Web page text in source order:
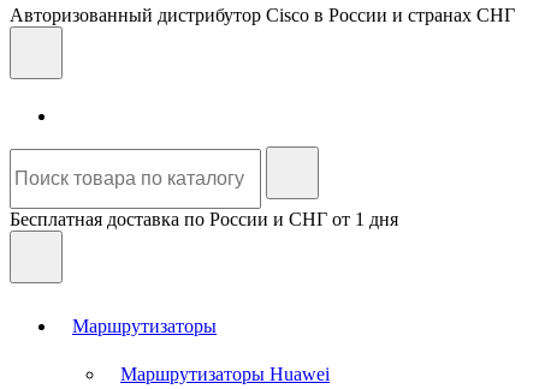
Авторизованный дистрибутор Cisco в России и странах СНГ
Бесплатная доставка по России и СНГ от 1 дня
Маршрутизаторы
Маршрутизаторы Huawei